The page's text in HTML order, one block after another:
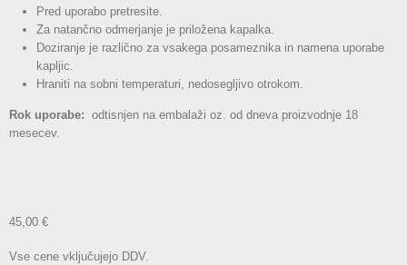
Pred uporabo pretresite.
Za natančno odmerjanje je priložena kapalka.
Doziranje je različno za vsakega posameznika in namena uporabe
kapljic.
Hraniti na sobni temperaturi, nedosegljivo otrokom.
Rok uporabe: odtisnjen na embalaži oz. od dneva proizvodnje 18
mesecev.
45,00 €
Vse cene vključujejo DDV.